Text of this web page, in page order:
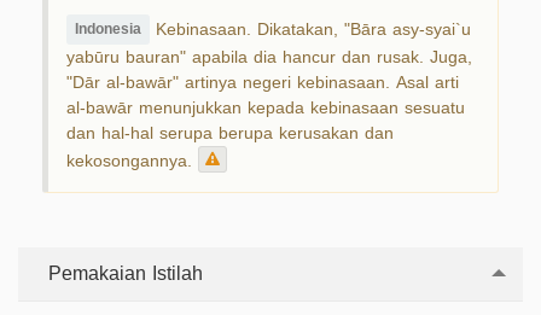
Indonesia Kebinasaan. Dikatakan, "Bāra asy-syai`u
yabūru bauran" apabila dia hancur dan rusak. Juga,
"Dār al-bawār" artinya negeri kebinasaan. Asal arti
al-bawār menunjukkan kepada kebinasaan sesuatu
dan hal-hal serupa berupa kerusakan dan
kekosongannya.
Pemakaian Istilah